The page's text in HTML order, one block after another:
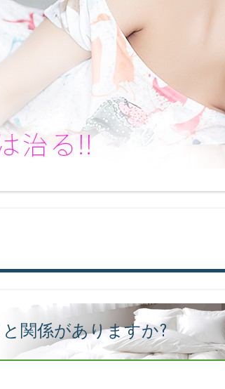
改善と対策方法
Menu
関係がありますか?